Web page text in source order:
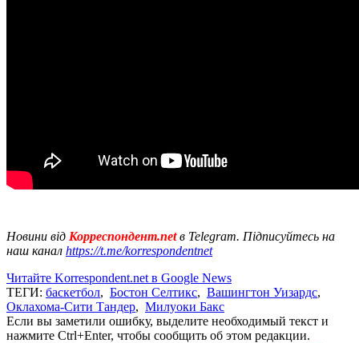
Новини від Корреспондент.netв Telegram. Підписуйтесь на
наш канал https://t.me/korrespondentnet
Читайте Korrespondent.net в Google News
ТЕГИ: баскетбол, Бостон Селтикс, Вашингтон Уизардс,
Оклахома-Сити Тандер, Милуоки Бакс
Если вы заметили ошибку, выделите необходимый текст и
нажмите Ctrl+Enter, чтобы сообщить об этом редакции.